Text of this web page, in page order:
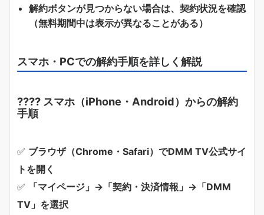
解約ボタンが見つからない場合は、契約状況を確認
（無料期間中は表示が異なることがある）
スマホ・PCでの解約手順を詳しく解説
???? スマホ（iPhone・Android）からの解約
手順
✅ ブラウザ（Chrome・Safari）でDMM TV公式サイ
トを開く
✅
「マイページ」→「契約・決済情報」→「DMM
TV」を選択